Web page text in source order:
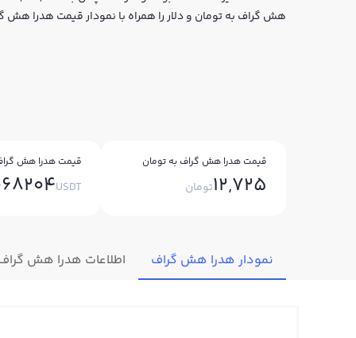
هش گراف به تومان و دلار را همراه با نمودار قیمت هدرا هش
قیمت هدرا هش گراف به تومان
12,725تومان
قیمت هدرا هش
USDT
نمودار هدرا هش گراف اطلاعات هدرا هش